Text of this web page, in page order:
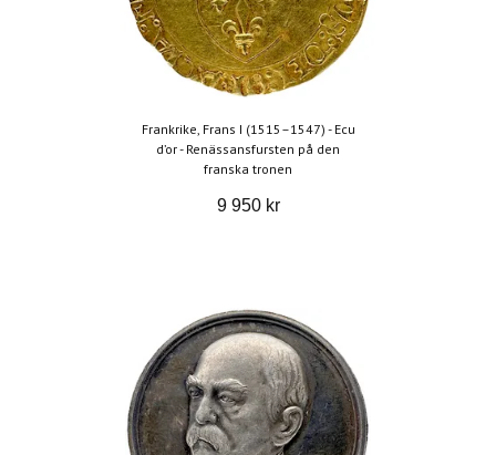
Frankrike, Frans I (1515–1547) - Ecu
d’or - Renässansfursten på den
franska tronen
9 950 kr